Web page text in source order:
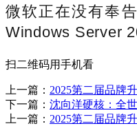
微软正在没有奉
Windows Server
扫二维码用手机看
上一篇： 2025第二届品牌
下一篇： 沈向洋硬核：全
上一篇： 2025第二届品牌